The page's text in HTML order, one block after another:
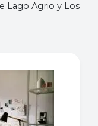
Lago Agrio y Los